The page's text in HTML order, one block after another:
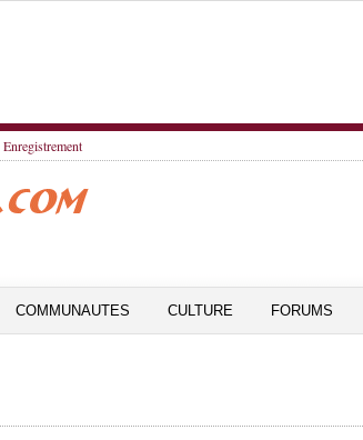
Enregistrement
COMMUNAUTES CULTURE FORUMS